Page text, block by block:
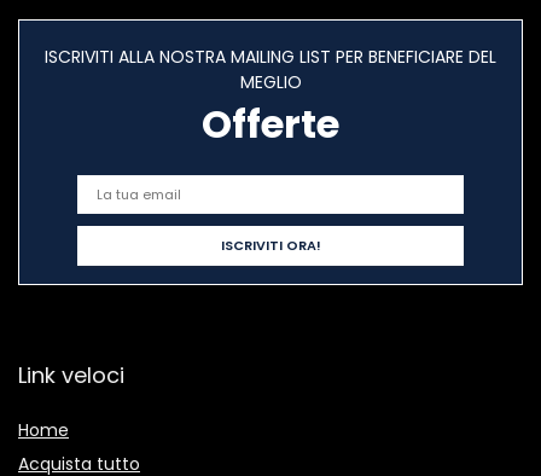
ISCRIVITI ALLA NOSTRA MAILING LIST PER BENEFICIARE DEL
MEGLIO
Offerte
Link veloci
Home
Acquista tutto